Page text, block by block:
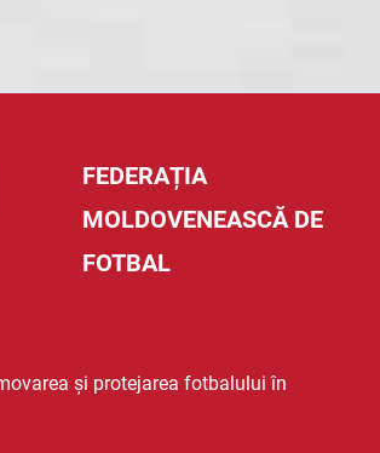
FEDERAȚIA
MOLDOVENEASCĂ DE
FOTBAL
și protejarea fotbalului în